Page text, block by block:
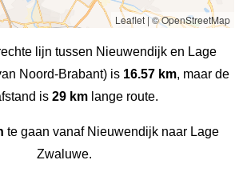
Leaflet|© OpenStreetMap
lijn tussen Nieuwendijk en Lage
Noord-Brabant) is 16.57 km, maar de
is 29 kmlange route.
te gaan vanaf Nieuwendijk naar Lage
Zwaluwe.